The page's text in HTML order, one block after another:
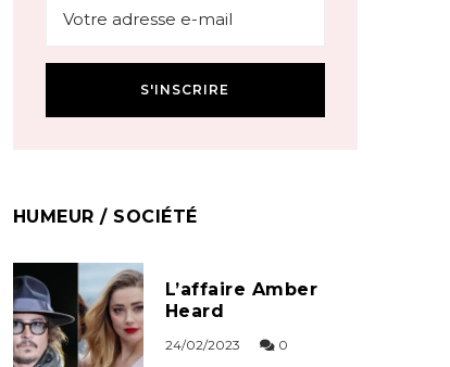
HUMEUR / SOCIÉTÉ
L’affaire Amber
Heard
24/02/2023 0